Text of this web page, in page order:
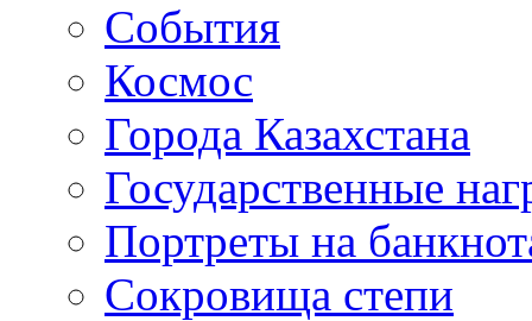
События
Космос
Города Казахстана
Государственные
Портреты на
Сокровища степи